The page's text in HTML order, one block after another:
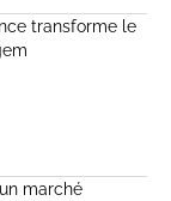
transforme le
marché